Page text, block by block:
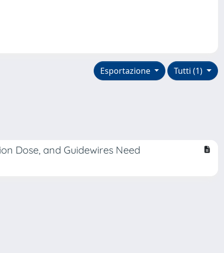
Tutti (1)
Esportazione
Dose, and Guidewires Need